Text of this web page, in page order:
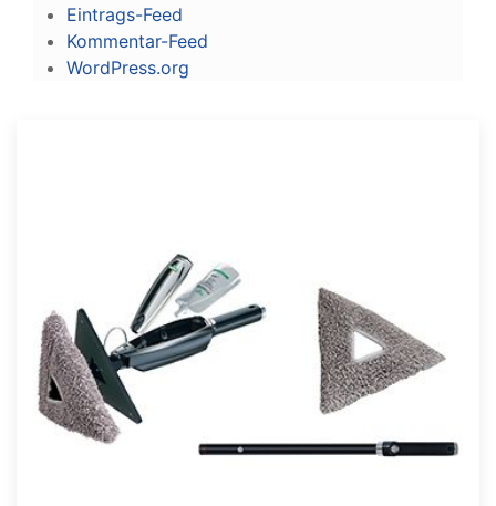
Eintrags-Feed
Kommentar-Feed
WordPress.org